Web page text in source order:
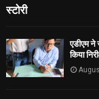
स्टोरी
एडीएम ने
किया